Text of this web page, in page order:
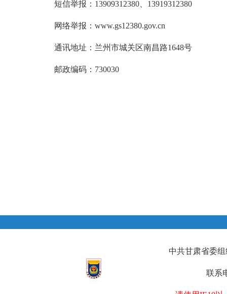
短信举报：13909312380、13919312380
网络举报：www.gs12380.gov.cn
通讯地址：兰州市城关区南昌路1648号
邮政编码：730030
中共甘肃省委
联系